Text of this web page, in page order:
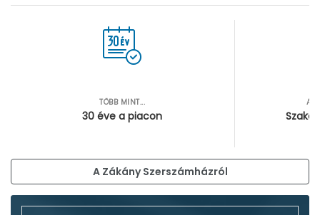
TÖBB MINT...
30 éve a piacon
A Zákány Szerszámházról